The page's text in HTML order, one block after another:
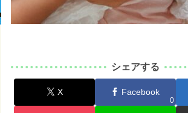
シェアする
X Facebook
0